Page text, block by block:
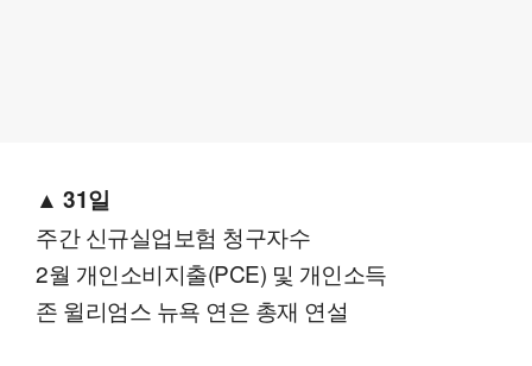
▲31일
주간 신규실업보험 청구자수
2월 개인소비지출(PCE) 및 개인소득
존 윌리엄스 뉴욕 연은 총재 연설